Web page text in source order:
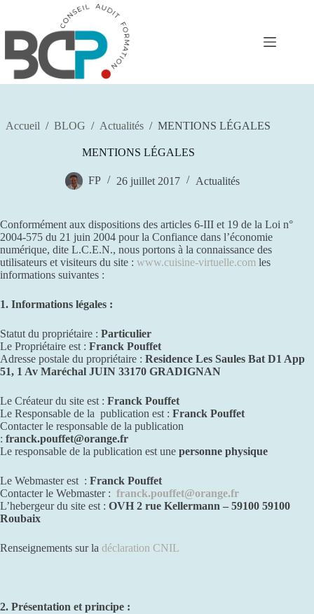
contenu
Accueil / BLOG / Actualités / MENTIONS LÉGALES
MENTIONS LÉGALES
FP 26 juillet 2017 Actualités
Conformément aux dispositions des articles 6-III et 19 de la Loi n°
2004-575 du 21 juin 2004 pour la Confiance dans l’économie
numérique, dite L.C.E.N., nous portons à la connaissance des
utilisateurs et visiteurs du site : www.cuisine-virtuelle.com les
informations suivantes :
1. Informations légales :
Statut du propriétaire : Particulier
Le Propriétaire est : Franck Pouffet
Adresse postale du propriétaire : Residence Les Saules Bat D1 App
51, 1 Av Maréchal JUIN 33170 GRADIGNAN
Le Créateur du site est : Franck Pouffet
Le Responsable de la publication est : Franck Pouffet
Contacter le responsable de la publication
: franck.pouffet@orange.fr
Le responsable de la publication est une personne physique
Le Webmaster est : Franck Pouffet
Contacter le Webmaster : franck.pouffet@orange.fr
L’hebergeur du site est : OVH 2 rue Kellermann – 59100 59100
Roubaix
Renseignements sur la déclaration CNIL
2. Présentation et principe :